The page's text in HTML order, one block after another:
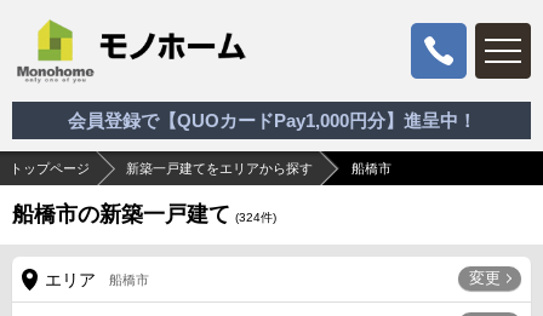
会員登録で【QUOカードPay1,000円分】進呈中！
トップページ 新築一戸建てをエリアから探す 船橋市
船橋市の新築一戸建て (324件)
エリア 船橋市 変更